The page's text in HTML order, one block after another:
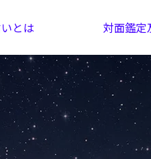
とは 対面鑑定